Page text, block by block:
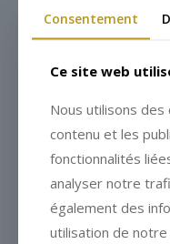
pochette et
Consentement
Ce site web
Nous utilisons
contenu et les
fonctionnalités
analyser notre
également des
utilisation de